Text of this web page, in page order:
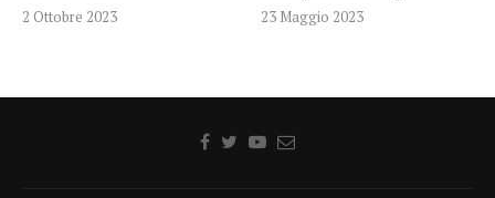
2 Ottobre 2023 23 Maggio 2023